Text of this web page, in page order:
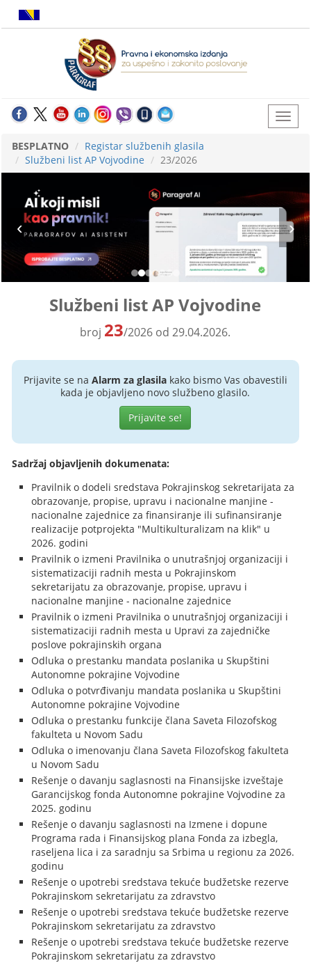
BESPLATNO
Registar službenih glasila
Službeni list AP Vojvodine
23/2026
Službeni list AP Vojvodine
broj 23/2026 od 29.04.2026.
Prijavite se na Alarm za glasilakako bismo Vas obavestili
kada je objavljeno novo službeno glasilo.
Prijavite se!
Sadržaj objavljenih dokumenata:
Pravilnik o dodeli sredstava Pokrajinskog sekretarijata za
obrazovanje, propise, upravu i nacionalne manjine -
nacionalne zajednice za finansiranje ili sufinansiranje
realizacije potprojekta "Multikulturalizam na klik" u
2026. godini
Pravilnik o izmeni Pravilnika o unutrašnjoj organizaciji i
sistematizaciji radnih mesta u Pokrajinskom
sekretarijatu za obrazovanje, propise, upravu i
nacionalne manjine - nacionalne zajednice
Pravilnik o izmeni Pravilnika o unutrašnjoj organizaciji i
sistematizaciji radnih mesta u Upravi za zajedničke
poslove pokrajinskih organa
Odluka o prestanku mandata poslanika u Skupštini
Autonomne pokrajine Vojvodine
Odluka o potvrđivanju mandata poslanika u Skupštini
Autonomne pokrajine Vojvodine
Odluka o prestanku funkcije člana Saveta Filozofskog
fakulteta u Novom Sadu
Odluka o imenovanju člana Saveta Filozofskog fakulteta
u Novom Sadu
Rešenje o davanju saglasnosti na Finansijske izveštaje
Garancijskog fonda Autonomne pokrajine Vojvodine za
2025. godinu
Rešenje o davanju saglasnosti na Izmene i dopune
Programa rada i Finansijskog plana Fonda za izbegla,
raseljena lica i za saradnju sa Srbima u regionu za 2026.
godinu
Rešenje o upotrebi sredstava tekuće budžetske rezerve
Pokrajinskom sekretarijatu za zdravstvo
Rešenje o upotrebi sredstava tekuće budžetske rezerve
Pokrajinskom sekretarijatu za zdravstvo
Rešenje o upotrebi sredstava tekuće budžetske rezerve
Pokrajinskom sekretarijatu za zdravstvo